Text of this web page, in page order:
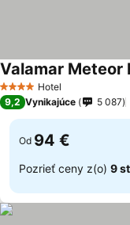
4 Počet hviezdičiek
Hotel
Valamar Meteor
9,2 Vynikajúce 5 087
Od 94 €
Pozrieť ceny z(o) 9